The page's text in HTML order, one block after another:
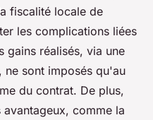
fiscalité locale de
les complications liées
gains réalisés, via une
, ne sont imposés qu'au
du contrat. De plus,
comme la